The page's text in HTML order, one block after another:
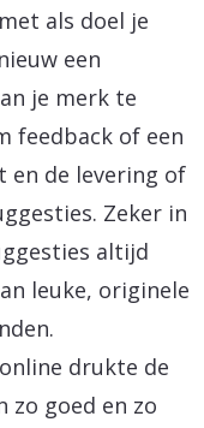
als doel je
een
je merk te
feedback of een
en de levering of
Zeker in
altijd
leuke, originele
drukte de
zo goed en zo